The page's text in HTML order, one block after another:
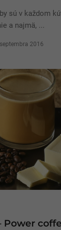
sú v každom
a najmä, ...
2016
Power